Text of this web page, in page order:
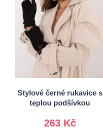
Stylové černé rukavice s
teplou podšívkou
263 Kč
S/M
L/XL